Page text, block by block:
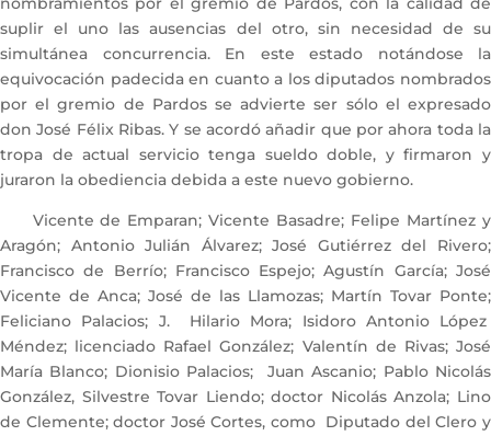
suplir el uno las ausencias del otro, sin necesidad de su
simultánea concurrencia. En este estado notándose la
equivocación padecida en cuanto a los diputados nombrados
por el gremio de Pardos se advierte ser sólo el expresado
don José Félix Ribas. Y se acordó añadir que por ahora toda la
tropa de actual servicio tenga sueldo doble, y firmaron y
juraron la obediencia debida a este nuevo gobierno.
Vicente de Emparan; Vicente Basadre; Felipe Martínez y
Aragón; Antonio Julián Álvarez; José Gutiérrez del Rivero;
Francisco de Berrío; Francisco Espejo; Agustín García; José
Vicente de Anca; José de las Llamozas; Martín Tovar Ponte;
Feliciano Palacios; J. Hilario Mora; Isidoro Antonio López
Méndez; licenciado Rafael González; Valentín de Rivas; José
María Blanco; Dionisio Palacios; Juan Ascanio; Pablo Nicolás
González, Silvestre Tovar Liendo; doctor Nicolás Anzola; Lino
de Clemente; doctor José Cortes, como Diputado del Clero y